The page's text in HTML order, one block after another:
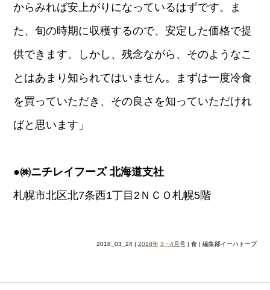
からみれば安上がりになっているはずです。ま
た、旬の時期に収穫するので、安定した価格で提
供できます。しかし、残念ながら、そのようなこ
とはあまり知られてはいません。まずは一度冷食
を買っていただき、その良さを知っていただけれ
ばと思います」
●㈱ニチレイフーズ 北海道支社
札幌市北区北7条西1丁目2ＮＣＯ札幌5階
2018_03_24 | 2018年 3・4月号| 食 | 編集部イーハトーブ